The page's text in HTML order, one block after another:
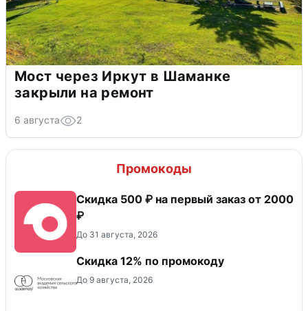
Мост через Иркут в Шаманке
закрыли на ремонт
6 августа 2
Промокоды
Скидка 500 ₽ на первый заказ от 2000
₽
До 31 августа, 2026
Скидка 12% по промокоду
До 9 августа, 2026